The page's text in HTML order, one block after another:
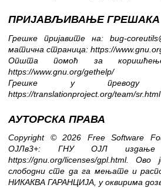
ПРИЈАВЉИВАЊЕ ГРЕШАКА
Грешке пријавите на: bug-
матична страница: https://
Општа помоћ за
https://www.gnu.org/gethelp/
Грешке у преводу
https://translationproject.org/team/sr.html
АУТОРСКА ПРАВА
Copyright © 2026 Free Software
ОЈЛв3+: ГНУ ОЈЛ
https://gnu.org/licenses/gpl.html.Ово
слободни сте да га мењате и
НИКАКВА ГАРАНЦИЈА, у оквирима